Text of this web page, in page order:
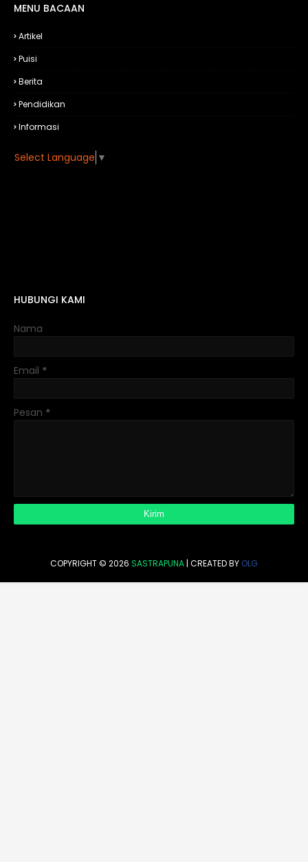
MENU BACAAN
Artikel
Puisi
Berita
Pendidikan
Informasi
Select Language ▼
HUBUNGI KAMI
Nama
Email *
Pesan *
COPYRIGHT © 2026 SASTRAPUNA | CREATED BY OLG